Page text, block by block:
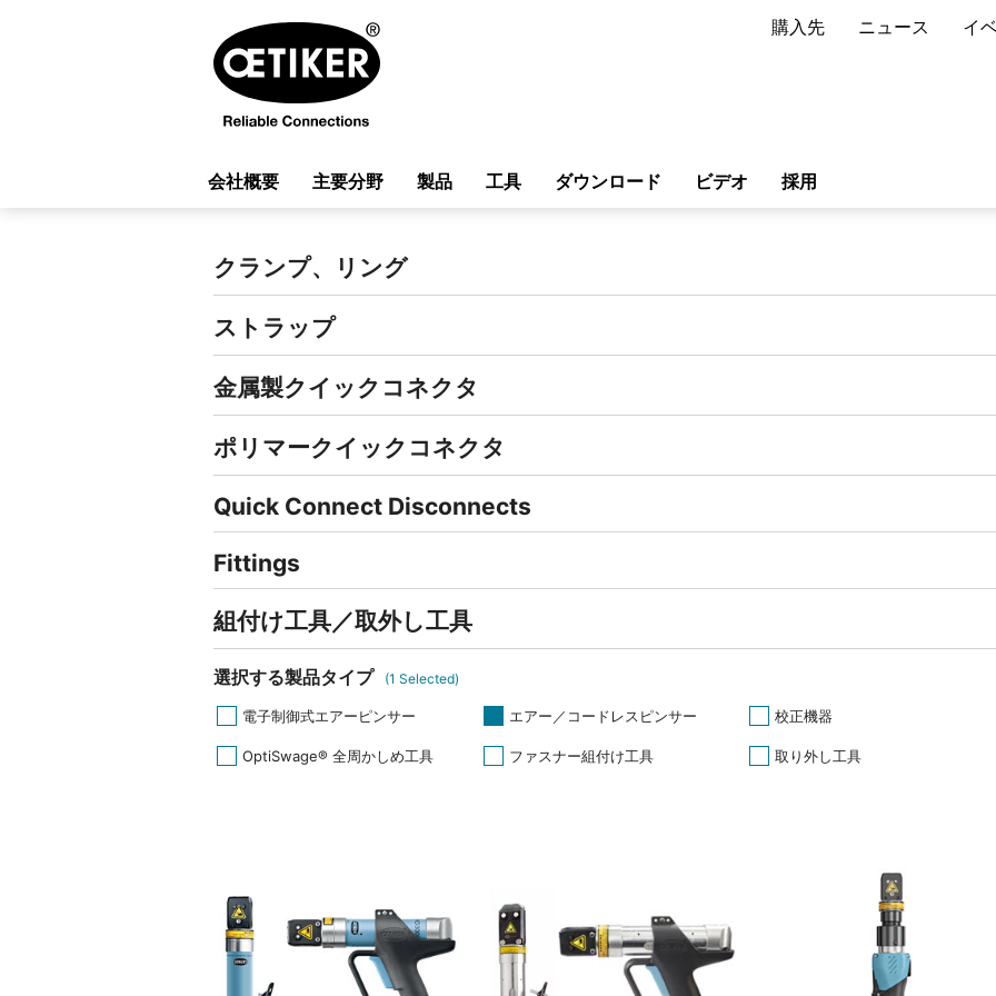
購入先 ニュース イ
会社概要 主要分野 製品 工具 ダウンロード ビデオ 採用
クランプ、リング
ストラップ
金属製クイックコネクタ
ポリマークイックコネクタ
Quick Connect Disconnects
Fittings
組付け工具／取外し工具
選択する製品タイプ (1 Selected)
電子制御式エアーピンサー エアー／コードレスピンサー 校正機器
OptiSwage® 全周かしめ工具 ファスナー組付け工具 取り外し工具